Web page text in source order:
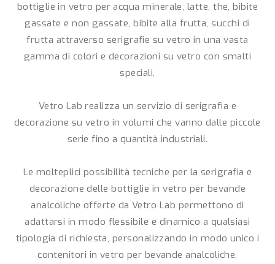
bottiglie in vetro per acqua minerale, latte, the, bibite
gassate e non gassate, bibite alla frutta, succhi di
frutta attraverso serigrafie su vetro in una vasta
gamma di colori e decorazioni su vetro con smalti
speciali.
Vetro Lab realizza un servizio di serigrafia e
decorazione su vetro in volumi che vanno dalle piccole
serie fino a quantità industriali.
Le molteplici possibilità tecniche per la serigrafia e
decorazione delle bottiglie in vetro per bevande
analcoliche offerte da Vetro Lab permettono di
adattarsi in modo flessibile e dinamico a qualsiasi
tipologia di richiesta, personalizzando in modo unico i
contenitori in vetro per bevande analcoliche.